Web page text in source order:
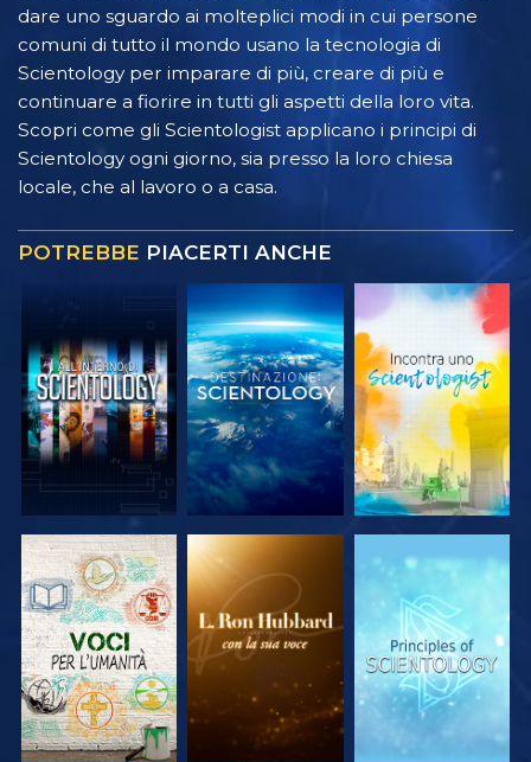
dare uno sguardo ai molteplici modi in cui persone
comuni di tutto il mondo usano la tecnologia di
Scientology per imparare di più, creare di più e
continuare a fiorire in tutti gli aspetti della loro vita.
Scopri come gli Scientologist applicano i principi di
Scientology ogni giorno, sia presso la loro chiesa
locale, che al lavoro o a casa.
POTREBBE PIACERTI ANCHE
ESPLORA LE
SERIE
ESPLORA LE
SERIE
ESPLORA LE
SERIE